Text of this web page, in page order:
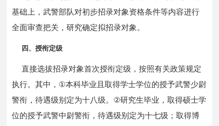
基础上，武警部队对初步招录对象资格条件等内容进行
全面审查把关，研究确定拟招录对象。
四、授衔定级
直接选拔招录对象首次授衔定级，按照有关政策规定
执行。其中， ①本科毕业且取得学士学位的授予武警少尉
警衔，待遇级别定为十八级。 ②研究生毕业，取得硕士学
位的授予武警中尉警衔，待遇级别定为十七级；取得博